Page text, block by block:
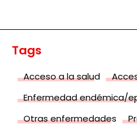
Tags
Acceso a la salud
Enfermedad endémica/
Otras enfermedades